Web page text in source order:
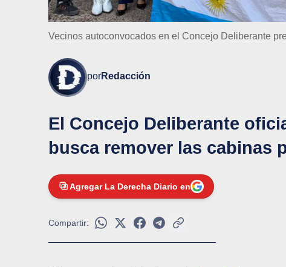
Vecinos autoconvocados en el Concejo Deliberante
porRedacción
El Concejo Deliberante
busca remover las cabinas
Agregar La Derecha Diario en
Compartir: